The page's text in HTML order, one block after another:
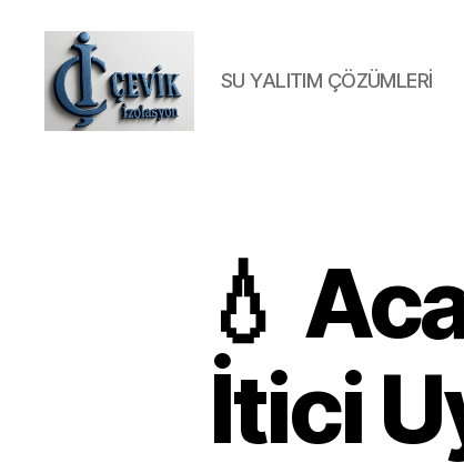
SU YALITIM ÇÖZÜMLERİ
💧
İtici